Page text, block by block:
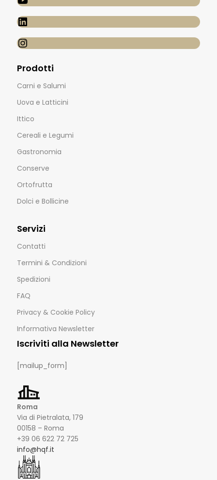
Prodotti
Carni e Salumi
Uova e Latticini
Ittico
Cereali e Legumi
Gastronomia
Conserve
Ortofrutta
Dolci e Bollicine
Servizi
Contatti
Termini & Condizioni
Spedizioni
FAQ
Privacy & Cookie Policy
Informativa Newsletter
Iscriviti alla Newsletter
[mailup_form]
Roma
Via di Pietralata, 179
00158 – Roma
+39 06 622 72 725
info@hqf.it